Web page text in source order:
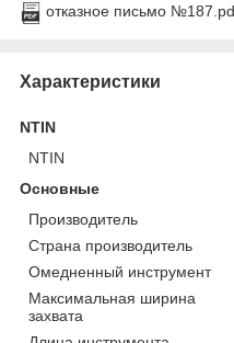
отказное письмо
Характеристики
NTIN
NTIN
Основные
Производитель
Страна производитель
Омедненный инструмент
Максимальная ширина
захвата